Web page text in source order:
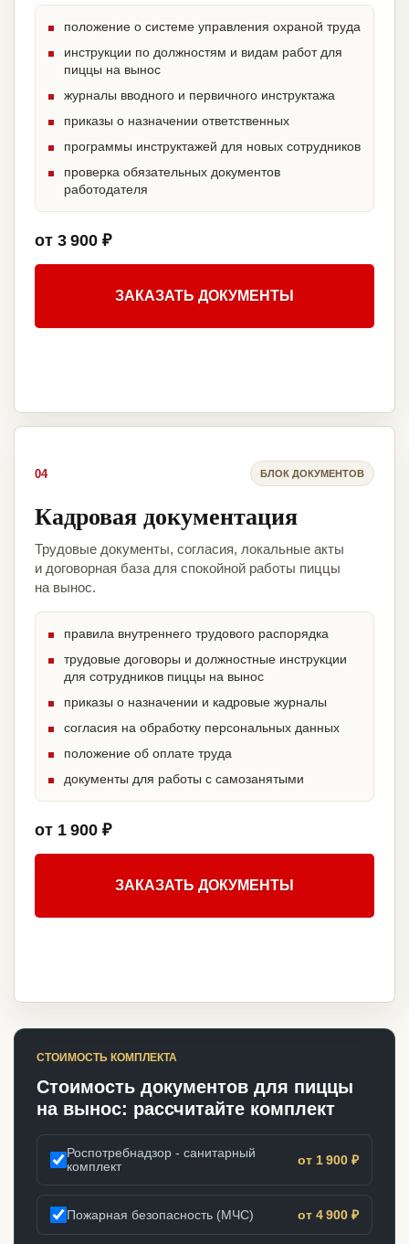
положение о системе управления охраной труда
инструкции по должностям и видам работ для
пиццы на вынос
журналы вводного и первичного инструктажа
приказы о назначении ответственных
программы инструктажей для новых сотрудников
проверка обязательных документов
работодателя
от 3 900 ₽
ЗАКАЗАТЬ ДОКУМЕНТЫ
04 БЛОК ДОКУМЕНТОВ
Кадровая документация
Трудовые документы, согласия, локальные акты
и договорная база для спокойной работы пиццы
на вынос.
правила внутреннего трудового распорядка
трудовые договоры и должностные инструкции
для сотрудников пиццы на вынос
приказы о назначении и кадровые журналы
согласия на обработку персональных данных
положение об оплате труда
документы для работы с самозанятыми
от 1 900 ₽
ЗАКАЗАТЬ ДОКУМЕНТЫ
СТОИМОСТЬ КОМПЛЕКТА
Стоимость документов для пиццы
на вынос: рассчитайте комплект
Роспотребнадзор - санитарный
комплект
от 1 900 ₽
Пожарная безопасность (МЧС) от 4 900 ₽